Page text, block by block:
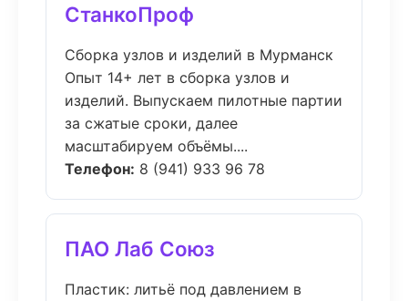
СтанкоПроф
Сборка узлов и изделий в Мурманск
Опыт 14+ лет в сборка узлов и
изделий. Выпускаем пилотные партии
за сжатые сроки, далее
масштабируем объёмы....
Телефон: 8 (941) 933 96 78
ПАО Лаб Союз
Пластик: литьё под давлением в